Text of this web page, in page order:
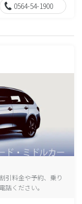
0564-54-1900
引料金や予約、乗り
ください。